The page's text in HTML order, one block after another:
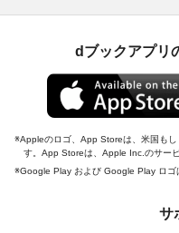
dブックアプリ
Appleのロゴ、App Storeは、米国も
す。App Storeは、Apple Inc.のサービ
Google Play および Google Play ロゴ
サ